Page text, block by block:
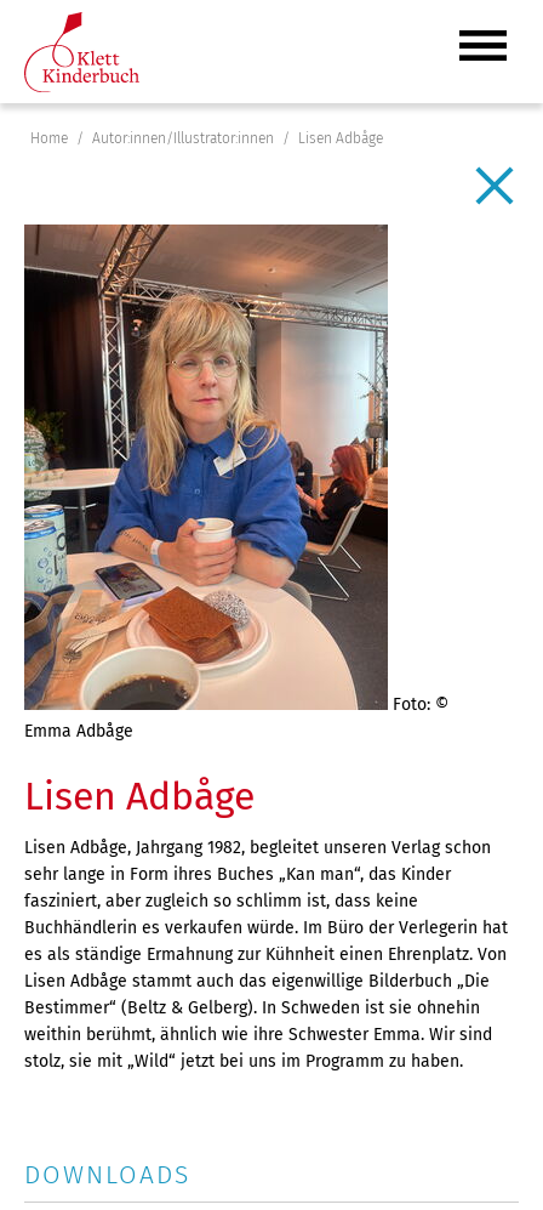
Home Autor:innen/Illustrator:innen Lisen Adbåge
Foto: ©
Emma Adbåge
Lisen Adbåge
Lisen Adbåge, Jahrgang 1982, begleitet unseren Verlag schon
sehr lange in Form ihres Buches „Kan man“, das Kinder
fasziniert, aber zugleich so schlimm ist, dass keine
Buchhändlerin es verkaufen würde. Im Büro der Verlegerin hat
es als ständige Ermahnung zur Kühnheit einen Ehrenplatz. Von
Lisen Adbåge stammt auch das eigenwillige Bilderbuch „Die
Bestimmer“ (Beltz & Gelberg). In Schweden ist sie ohnehin
weithin berühmt, ähnlich wie ihre Schwester Emma. Wir sind
stolz, sie mit „Wild“ jetzt bei uns im Programm zu haben.
DOWNLOADS